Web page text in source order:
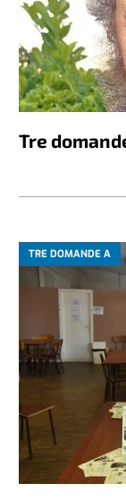
Tre
TRE DOMANDE A